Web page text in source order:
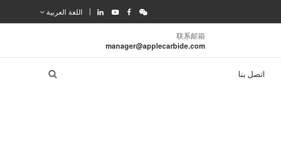
اللغة العربية
联系邮箱
manager@applecarbide.com
اتصل بنا